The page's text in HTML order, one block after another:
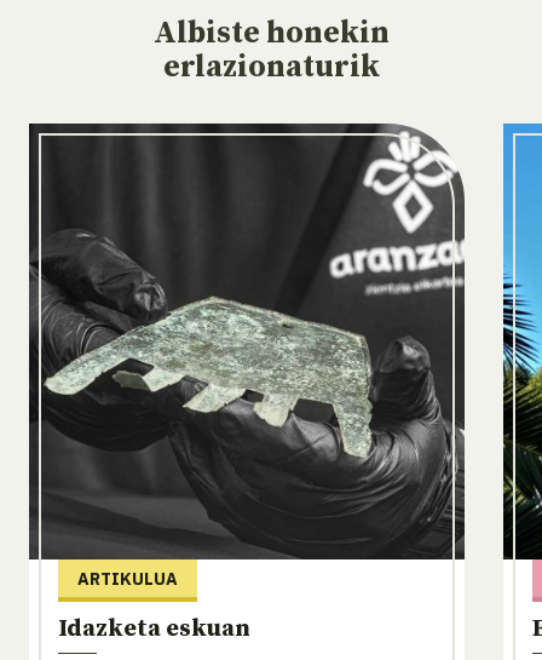
Albiste honekin
erlazionaturik
ARTIKULUA
Idazketa eskuan